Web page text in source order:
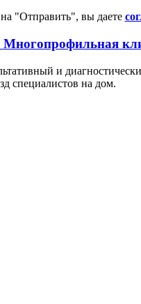
"Отправить", вы даете
Многопрофильная
и
специалистов на дом.